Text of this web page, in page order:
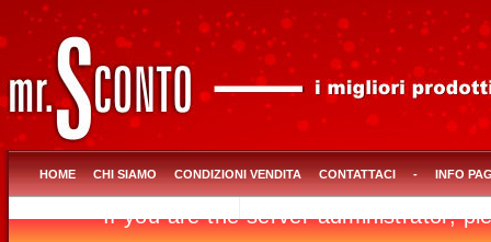
HOME CHI SIAMO CONDIZIONI VENDITA CONTATTACI - INFO